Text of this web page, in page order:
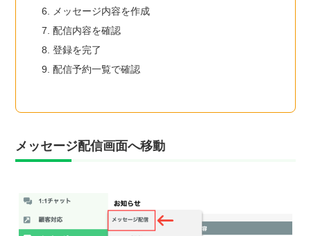
メッセージ内容を作成
配信内容を確認
登録を完了
配信予約一覧で確認
メッセージ配信画面へ移動